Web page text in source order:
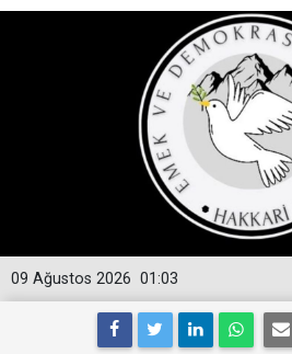
01:03
09 Ağustos 2026